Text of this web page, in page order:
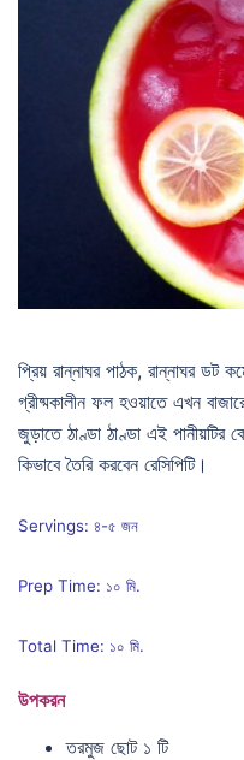
প্রিয় রান্নাঘর পাঠক, রান্নাঘর
গ্রীষ্মকালীন ফল হওয়াতে এখন
জুড়াতে ঠাণ্ডা ঠাণ্ডা এই পানীয়টির
কিভাবে তৈরি করবেন রেসিপিটি।
Servings: ৪-৫ জন
Prep Time: ১০ মি.
Total Time: ১০ মি.
উপকরন
তরমুজ ছোট ১ টি